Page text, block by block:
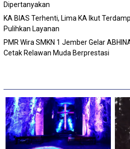
Dipertanyakan
KA BIAS Terhenti, Lima KA Ikut
Pulihkan Layanan
PMR Wira SMKN 1 Jember Gelar
Cetak Relawan Muda Berprestasi